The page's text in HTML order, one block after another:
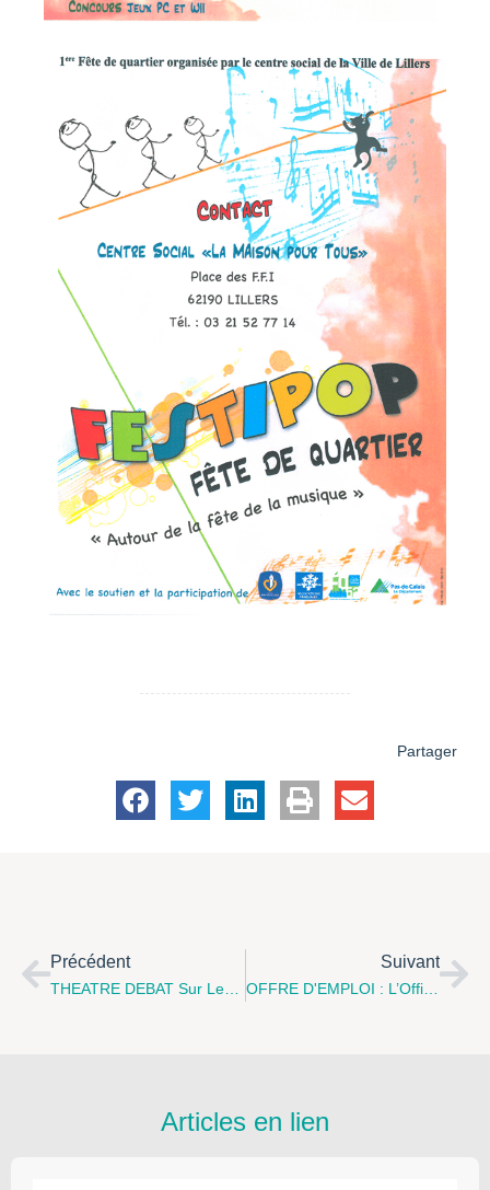
Partager
Précédent Suivant
OFFRE D'EMPLOI : L’Office De La Jeunesse De Bruay-La-Buissière Recrute Un(e) Coordinateur(trice)/animateur(trice) Secteur ENFANCE.
Articles en lien